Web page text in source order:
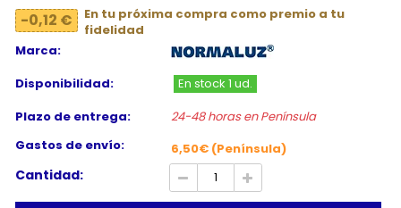
-0,12 €
En tu próxima compra como premio a tu
fidelidad
Marca:
Disponibilidad:
En stock 1 ud.
Plazo de entrega:
24-48 horas en Península
Gastos de envío:
6,50€ (Península)
Cantidad: